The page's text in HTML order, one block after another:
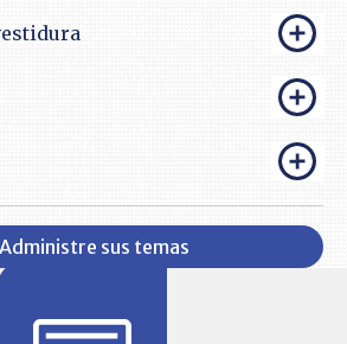
sus temas